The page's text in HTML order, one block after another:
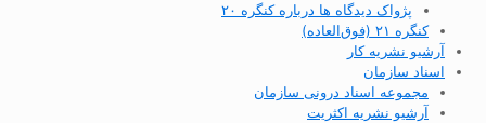
پژواک دیدگاه ها درباره کنگره ۲۰
کنگره ۲۱ (فوق‌العاده)
آرشیو نشریه کار
اسناد سازمان
مجموعه اسناد درونی سازمان
آرشیو نشریه اکثریت